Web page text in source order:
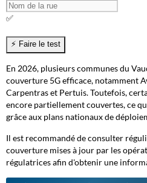
✅
En 2026, plusieurs communes du
couverture 5G efficace, notamment
Carpentras et Pertuis. Toutefois,
encore partiellement couvertes, ce
grâce aux plans nationaux de
Il est recommandé de consulter
couverture mises à jour par les
régulatrices afin d'obtenir une